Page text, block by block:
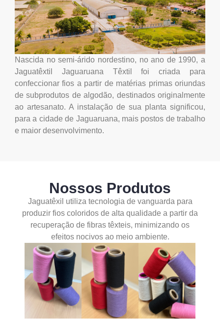
Nascida no semi-árido nordestino, no ano de 1990, a
Jaguatêxtil Jaguaruana Têxtil foi criada para
confeccionar fios a partir de matérias primas oriundas
de subprodutos de algodão, destinados originalmente
ao artesanato. A instalação de sua planta significou,
para a cidade de Jaguaruana, mais postos de trabalho
e maior desenvolvimento.
Nossos Produtos
Jaguatêxil utiliza tecnologia de vanguarda para
produzir fios coloridos de alta qualidade a partir da
recuperação de fibras têxteis, minimizando os
efeitos nocivos ao meio ambiente.